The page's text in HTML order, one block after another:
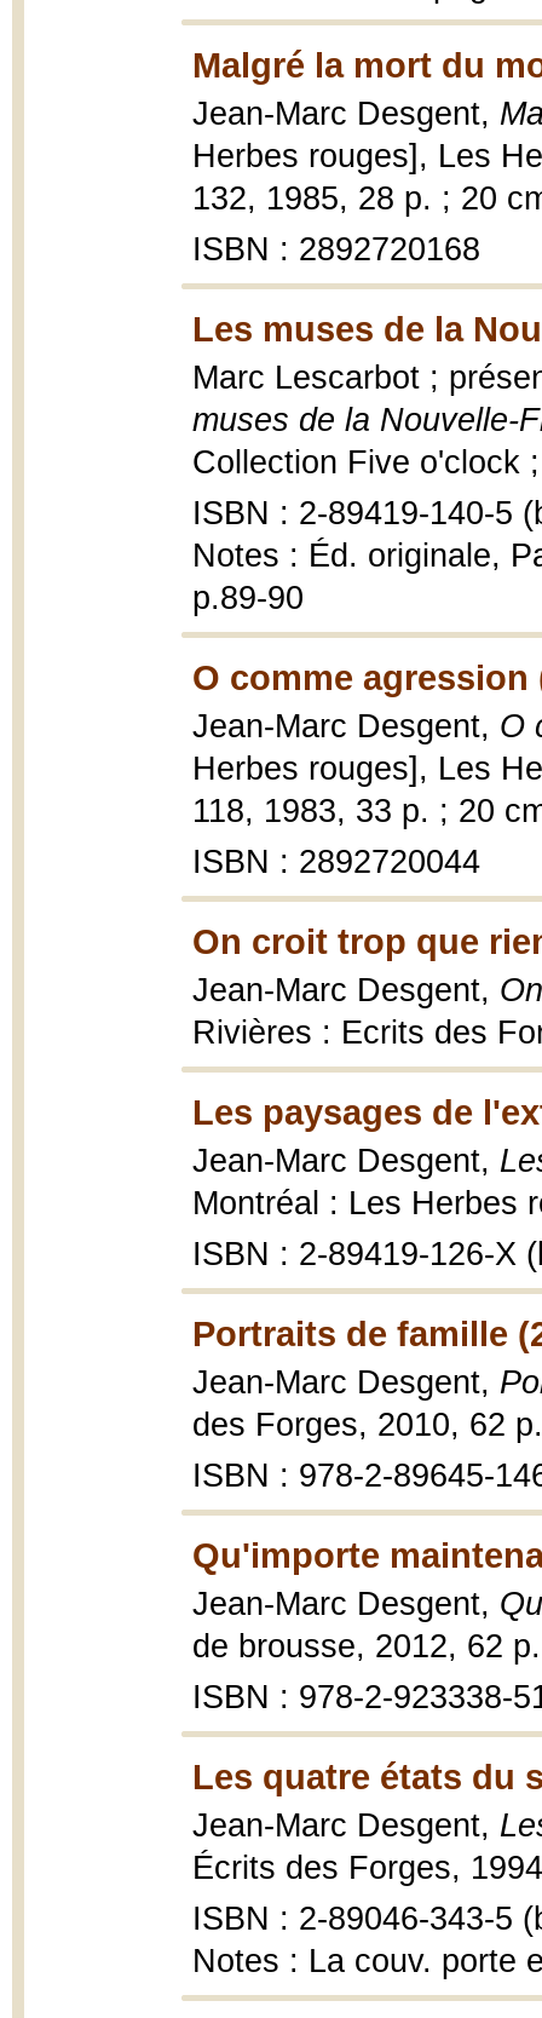
Malgré la mort du
Jean-Marc Desgent,
Herbes rouges], Les
132, 1985, 28 p. ; 20
ISBN : 2892720168
Les muses de la
Marc Lescarbot ;
muses de la Nouvelle-
Collection Five o'clock
ISBN : 2-89419-140-5
Notes : Éd. originale,
p.89-90
O comme agression
Jean-Marc Desgent, O
Herbes rouges], Les
118, 1983, 33 p. ; 20
ISBN : 2892720044
On croit trop que
Jean-Marc Desgent,
Rivières : Ecrits des
Les paysages de
Jean-Marc Desgent,
Montréal : Les Herbes
ISBN : 2-89419-126-X
Portraits de famille
Jean-Marc Desgent,
des Forges, 2010, 62 p.
ISBN : 978-2-89645-
Qu'importe
Jean-Marc Desgent,
de brousse, 2012, 62
ISBN : 978-2-923338-
Les quatre états du
Jean-Marc Desgent,
Écrits des Forges,
ISBN : 2-89046-343-5
Notes : La couv. porte